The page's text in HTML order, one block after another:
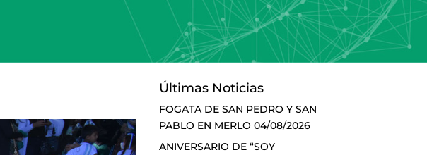
Últimas Noticias
FOGATA DE SAN PEDRO Y SAN
PABLO EN MERLO 04/08/2026
ANIVERSARIO DE “SOY